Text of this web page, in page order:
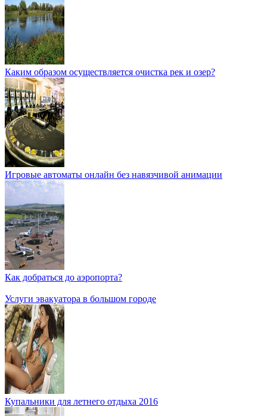
Каким образом осуществляется очистка рек и озер?
Игровые автоматы онлайн без навязчивой анимации
Как добраться до аэропорта?
Услуги эвакуатора в большом городе
Купальники для летнего отдыха 2016